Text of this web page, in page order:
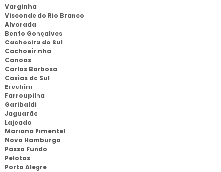
Varginha
Visconde do Rio Branco
Alvorada
Bento Gonçalves
Cachoeira do Sul
Cachoeirinha
Canoas
Carlos Barbosa
Caxias do Sul
Erechim
Farroupilha
Garibaldi
Jaguarão
Lajeado
Mariana Pimentel
Novo Hamburgo
Passo Fundo
Pelotas
Porto Alegre